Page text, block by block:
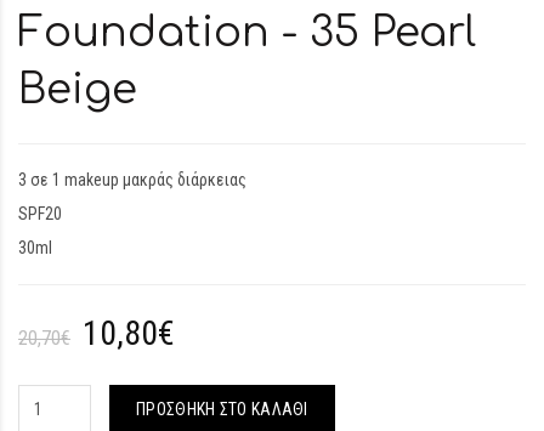
Foundation - 35 Pearl
Beige
3 σε 1 makeup μακράς διάρκειας
SPF20
30ml
20,70€ 10,80€
ΠΡΟΣΘΉΚΗ ΣΤΟ ΚΑΛΆΘΙ